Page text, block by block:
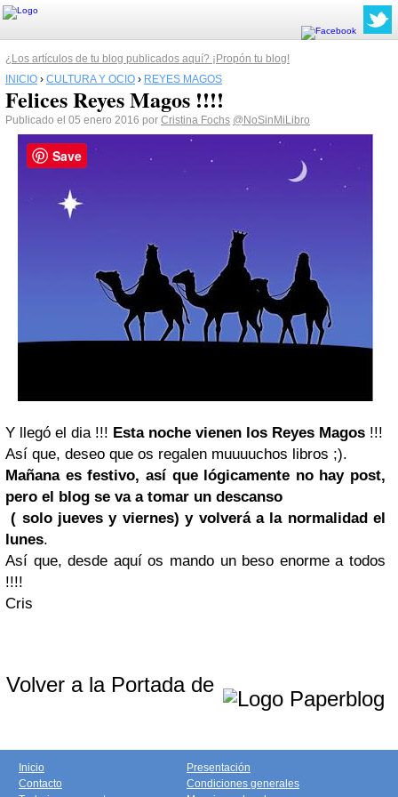
¿Los artículos de tu blog publicados aquí? ¡Propón tu blog!
INICIO › CULTURA Y OCIO › REYES MAGOS
Felices Reyes Magos !!!!
Publicado el 05 enero 2016 por Cristina Fochs @NoSinMiLibro
Y llegó el dia !!! Esta noche vienen los Reyes Magos !!!
Así que, deseo que os regalen muuuuchos libros ;).
Mañana es festivo, así que lógicamente no hay post,
pero el blog se va a tomar un descanso
( solo jueves y viernes) y volverá a la normalidad el
lunes.
Así que, desde aquí os mando un beso enorme a todos
!!!!
Cris
Volver a la Portada de
Inicio
Contacto
Presentación
Condiciones generales
Save